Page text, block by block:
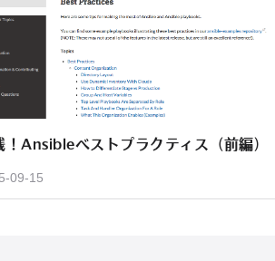
！Ansibleベストプラクティス（前編）
09-15